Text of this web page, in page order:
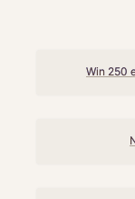
Win 250